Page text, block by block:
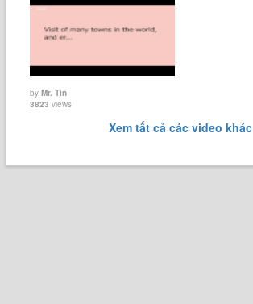
byMr. Tin
3823 views
Xem tất cả các video khác